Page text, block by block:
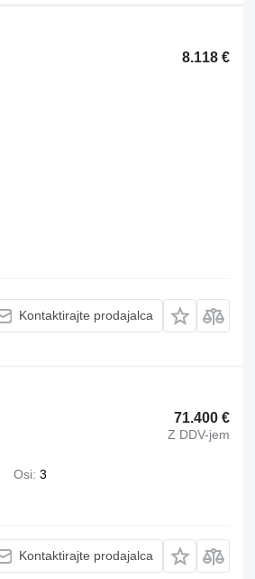
8.118 €
Kontaktirajte prodajalca
71.400 €
Z DDV-jem
Osi 3
Kontaktirajte prodajalca